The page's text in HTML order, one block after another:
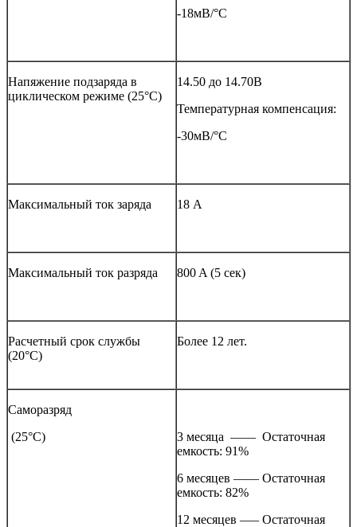
-18мВ/°С
Напяжение подзаряда в
циклическом режиме (25°С)
14.50 до 14.70В
Температурная компенсация:
-30мВ/°С
Максимальный ток заряда 18 A
Максимальный ток разряда 800 A (5 сек)
Расчетный срок службы
(20°С)
Более 12 лет.
Саморазряд
(25°С)
3 месяца —— Остаточная
емкость: 91%
6 месяцев —— Остаточная
емкость: 82%
12 месяцев —– Остаточная